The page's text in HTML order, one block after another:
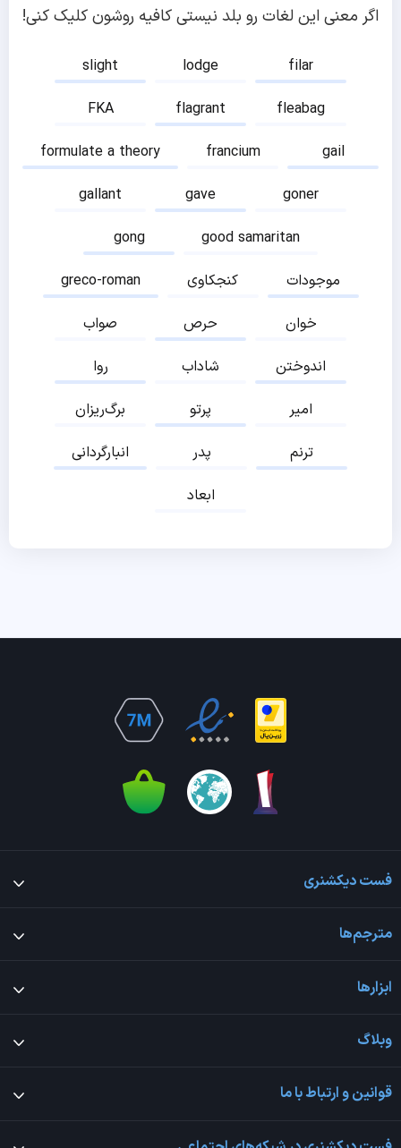
اگر معنی این لغات رو بلد نیستی کافیه روشون کلیک کنی!
slight lodge
filar
FKA
flagrant
fleabag
formulate a theory
francium
gail
gallant
gave
goner
gong
good samaritan
greco-roman
کنجکاوی
موجودات
صواب
حرص
خوان
روا
شاداب
اندوختن
برگ‌ریزان
پرتو
امیر
انبارگردانی
پدر
ترنم
ابعاد
فست دیکشنری
مترجم‌ها
ابزارها
وبلاگ
قوانین و ارتباط با ما